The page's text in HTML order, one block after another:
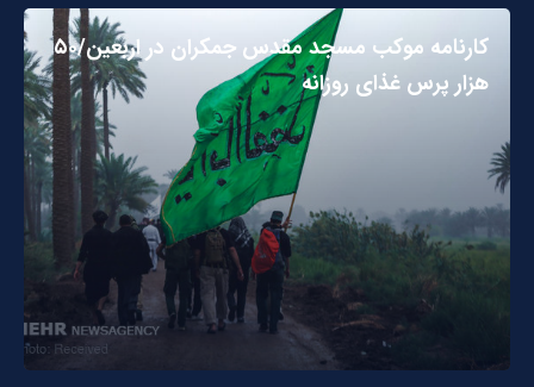
کارنامه موکب مسجد مقدس جمکران در اربعین/۵۰
هزار پرس غذای روزانه